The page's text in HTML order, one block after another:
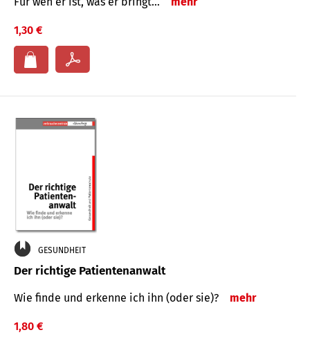
1,30 €
GESUNDHEIT
Der richtige Patientenanwalt
Wie finde und erkenne ich ihn (oder sie)? mehr
1,80 €